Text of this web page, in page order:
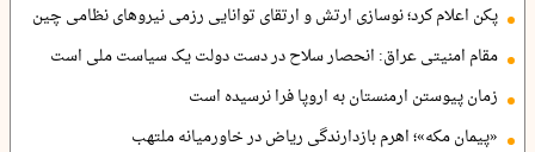
پکن اعلام کرد؛ نوسازی ارتش و ارتقای توانایی رزمی نیروهای نظامی چین
مقام امنیتی عراق: انحصار سلاح در دست دولت یک سیاست ملی است
زمان پیوستن ارمنستان به اروپا فرا نرسیده است
«پیمان مکه»؛ اهرم بازدارندگی ریاض در خاورمیانه ملتهب